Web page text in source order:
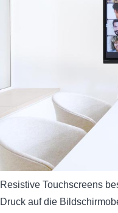
Resistive Touchscreens
Druck auf die